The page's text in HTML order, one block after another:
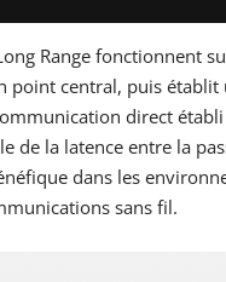
Range fonctionnent
point central, puis
direct
de la latence entre la
dans les
sans fil.